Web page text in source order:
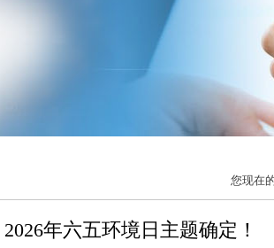
您现在
2026年六五环境日主题确定！